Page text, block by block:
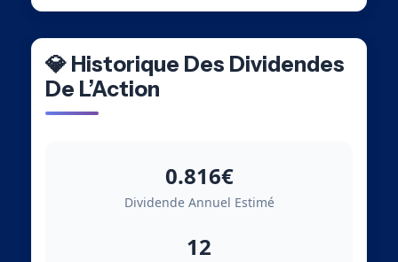
💎 Historique Des Dividendes
De L’Action
0.816€
Dividende Annuel Estimé
12